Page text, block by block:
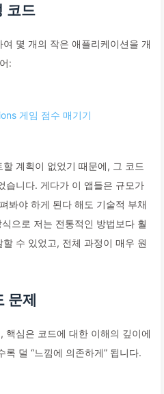
코드
여 몇 개의 작은 애플리케이션을 개
:
게임 점수 매기기
계획이 없었기 때문에, 그 코드
습니다. 게다가 이 앱들은 규모가
봐야 하게 된다 해도 기술적 부채
으로 저는 전통적인 방법보다 훨
수 있었고, 전체 과정이 매우 원
문제
핵심은 코드에 대한 이해의 깊이에
덜 “느낌에 의존하게” 됩니다.